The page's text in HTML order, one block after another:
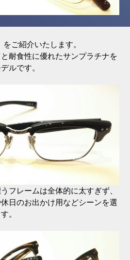
ご紹介いたします。
耐食性に優れたサンプラチナを
ルです。
フレームは全体的に太すぎず、
日のお出かけ用などシーンを選
。